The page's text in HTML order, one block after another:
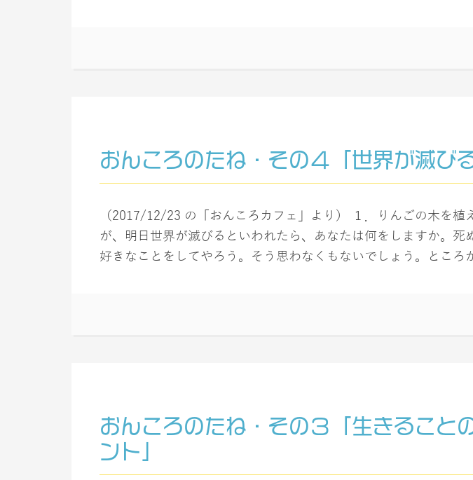
おんころのたね・その４「世界が滅び
（2017/12/23 の「おんころカフェ」より） １．りんごの木を植
が、明日世界が滅びるといわれたら、あなたは何をしますか。死
好きなことをしてやろう。そう思わなくもないでしょう。とこ
おんころのたね・その３「生きること
ント」